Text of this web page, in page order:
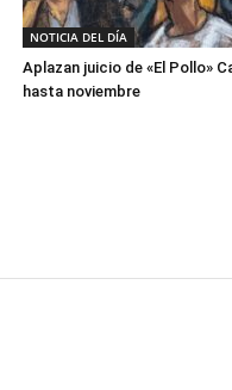
NOTICIA DEL DÍA
Aplazan juicio de «El Pollo»
hasta noviembre